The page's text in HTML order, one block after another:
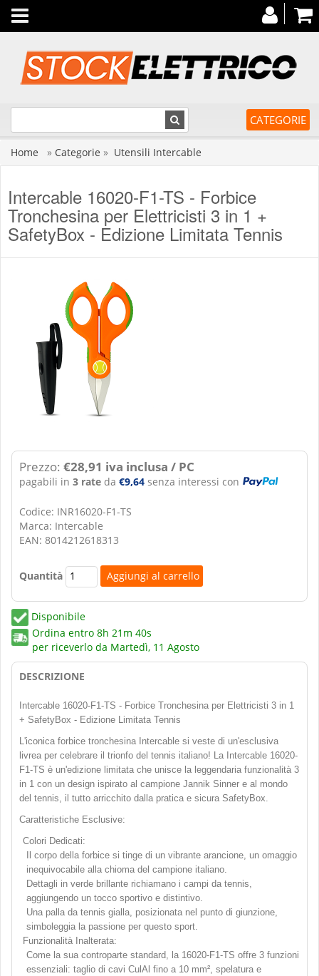
Toggle
navigation
CATEGORIE
Home » Categorie » Utensili Intercable
Intercable 16020-F1-TS - Forbice
Tronchesina per Elettricisti 3 in 1 +
SafetyBox - Edizione Limitata Tennis
Prezzo: €28,91 iva inclusa / PC
pagabili in 3 rate da €9,64 senza interessi con
Codice: INR16020-F1-TS
Marca: Intercable
EAN: 8014212618313
Quantità
Disponibile
Ordina entro 8h 21m 39s
per riceverlo da Martedì, 11 Agosto
DESCRIZIONE
Intercable 16020-F1-TS - Forbice Tronchesina per Elettricisti 3 in 1
+ SafetyBox - Edizione Limitata Tennis
L'iconica forbice tronchesina Intercable si veste di un'esclusiva
livrea per celebrare il trionfo del tennis italiano! La Intercable 16020-
F1-TS è un'edizione limitata che unisce la leggendaria funzionalità 3
in 1 con un design ispirato al campione Jannik Sinner e al mondo
del tennis, il tutto arricchito dalla pratica e sicura SafetyBox.
Caratteristiche Esclusive:
Colori Dedicati:
Il corpo della forbice si tinge di un vibrante arancione, un omaggio
inequivocabile alla chioma del campione italiano.
Dettagli in verde brillante richiamano i campi da tennis,
aggiungendo un tocco sportivo e distintivo.
Una palla da tennis gialla, posizionata nel punto di giunzione,
simboleggia la passione per questo sport.
Funzionalità Inalterata:
Come la sua controparte standard, la 16020-F1-TS offre 3 funzioni
essenziali: taglio di cavi CulAl fino a 10 mm², spelatura e